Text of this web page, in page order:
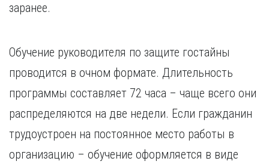
заранее.
Обучение руководителя по защите гостайны
проводится в очном формате. Длительность
программы составляет 72 часа – чаще всего они
распределяются на две недели. Если гражданин
трудоустроен на постоянное место работы в
организацию – обучение оформляется в виде